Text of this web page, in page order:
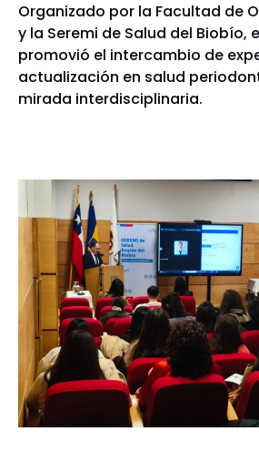
Organizado por la Facultad de
y la Seremi de Salud del Biobío,
promovió el intercambio de
actualización en salud
mirada interdisciplinaria.